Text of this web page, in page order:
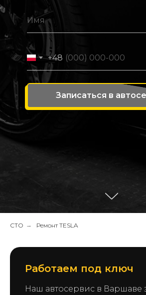
+48
Записаться в
СТО → Ремонт TESLA
Работаем под ключ
Наш автосервис в Варшаве